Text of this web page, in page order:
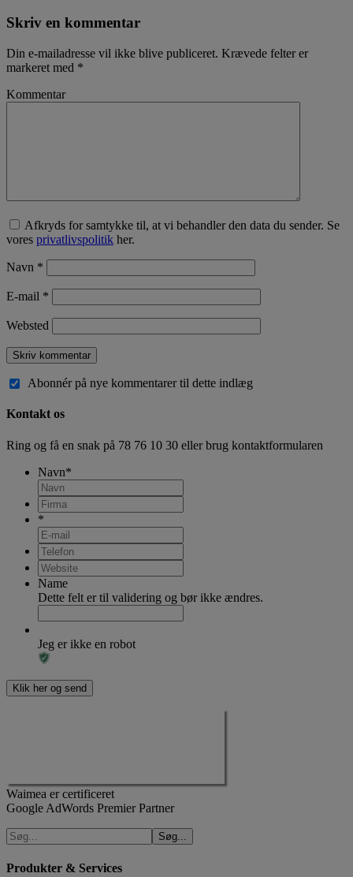
Skriv en kommentar
Din e-mailadresse vil ikke blive publiceret. Krævede felter er
markeret med *
Kommentar
Afkryds for samtykke til, at vi behandler den data du sender. Se
vores privatlivspolitik her.
Navn *
E-mail *
Websted
Abonnér på nye kommentarer til dette indlæg
Kontakt os
Ring og få en snak på 78 76 10 30 eller brug kontaktformularen
Navn*
*
Name
Dette felt er til validering og bør ikke ændres.
Jeg er ikke en robot
Waimea er certificeret
Google AdWords Premier Partner
Produkter & Services